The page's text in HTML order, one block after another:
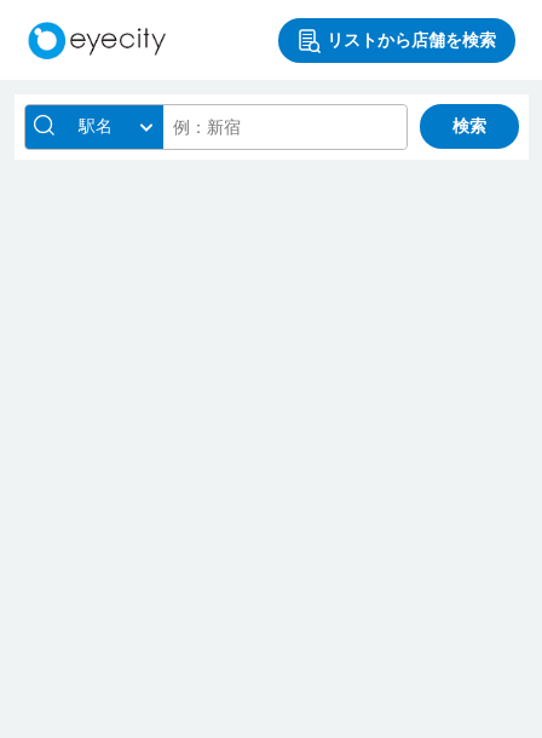
リストから店舗を検索
駅名 検索